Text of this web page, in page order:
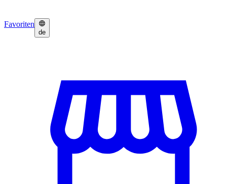
Favoriten
de